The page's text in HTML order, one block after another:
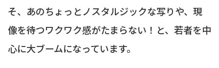
そ、あのちょっとノスタルジックな写りや、現
像を待つワクワク感がたまらない！と、若者を中
心に大ブームになっています。